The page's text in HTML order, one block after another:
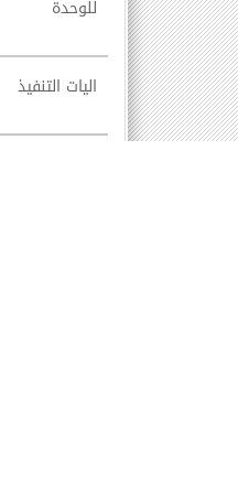
للوحدة
اليات التنفيذ